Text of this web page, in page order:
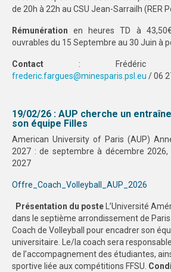
de 20h à 22h au CSU Jean-Sarrailh (RER
Rémunération en heures TD à
ouvrables du 15 Septembre au 30 Juin à
Contact : Frédéric
frederic.fargues@minesparis.psl.eu / 06
19/02/26 : AUP cherche un
son équipe Filles
American University of Paris (AUP)
2027 : de septembre à décembre 2026,
2027
Offre_Coach_Volleyball_AUP_2026
Présentation du poste L’Université
dans le septième arrondissement de
Coach de Volleyball pour encadrer son
universitaire. Le/la coach sera
de l’accompagnement des étudiantes,
sportive liée aux compétitions FFSU.